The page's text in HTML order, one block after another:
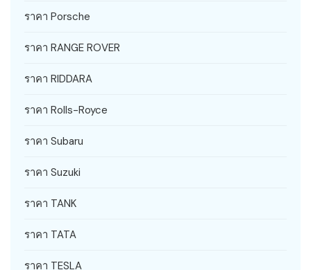
ราคา Porsche
ราคา RANGE ROVER
ราคา RIDDARA
ราคา Rolls-Royce
ราคา Subaru
ราคา Suzuki
ราคา TANK
ราคา TATA
ราคา TESLA